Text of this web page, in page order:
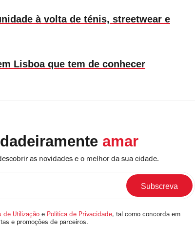
à volta de ténis, streetwear e
Lisboa que tem de conhecer
amar
as novidades e o melhor da sua cidade.
de Utilização e Política de Privacidade, tal como concorda em
e promoções de parceiros.